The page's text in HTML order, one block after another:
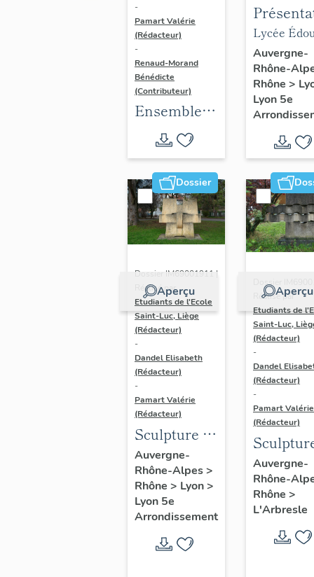
-
Pamart Valérie
(Rédacteur)
-
Renaud-Morand
Bénédicte
(Contributeur)
Ensemble
des œuvres
réalisées au
titre du 1%
artistique
dans les
lycées
publics de la
Région
Auvergne-
Rhône-
Alpes
des 1 %
du lycée
Édouard-
Branly
Lycée
Branly
Auvergne-
Rhône-
Rhône >
Lyon 5e
Dossier
Aperçu
Dossier IM69001911 |
Réalisé par
Etudiants de l'Ecole
Saint-Luc, Liège
(Rédacteur)
-
Dandel Elisabeth
(Rédacteur)
-
Pamart Valérie
(Rédacteur)
Sculpture :
Radar
Auvergne-
Rhône-Alpes>
Rhône > Lyon>
Lyon 5e
Arrondissement
Aperçu
Dossier
Réalisé par
Etudiants de
Saint-Luc,
(Rédacteur)
-
Dandel
(Rédacteur)
-
Pamart Valérie
(Rédacteur)
(ronde-
bosse) :
Ondes
Auvergne-
Rhône-
Rhône >
L'Arbresle